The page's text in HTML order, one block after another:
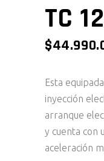
TC
$
Esta
inyección
arranque
y cuenta con
aceleración